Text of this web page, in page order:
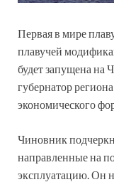
Первая в мире
плавучей
будет запущена на
губернатор
экономического
Чиновник
направленные на
эксплуатацию. Он